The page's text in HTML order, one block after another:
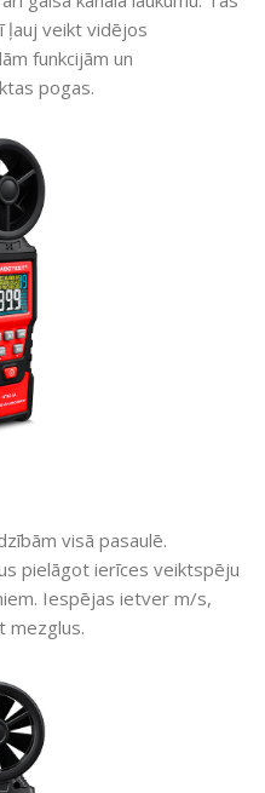
ļauj veikt vidējos
funkcijām un
pogas.
visā pasaulē.
pielāgot ierīces veiktspēju
Iespējas ietver m/s,
mezglus.